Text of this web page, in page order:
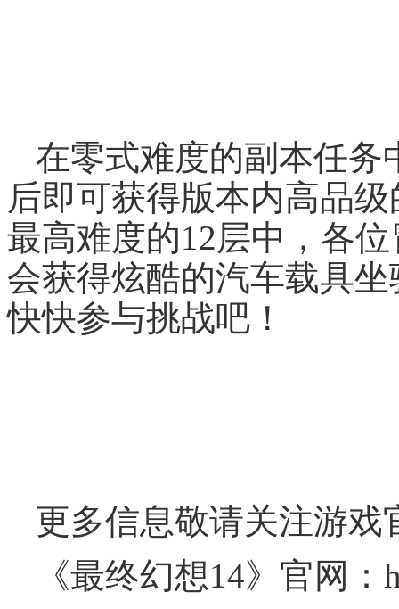
在零式难度的副本任务
后即可获得版本内高品
最高难度的12层中，各
会获得炫酷的汽车载具
快快参与挑战吧！
更多信息敬请关注游戏
《最终幻想14》官网：